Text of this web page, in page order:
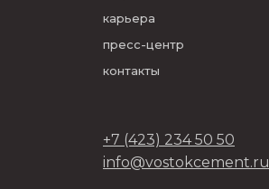
карьера
пресс-центр
контакты
+7 (423) 234 50 50
info@vostokcement.ru